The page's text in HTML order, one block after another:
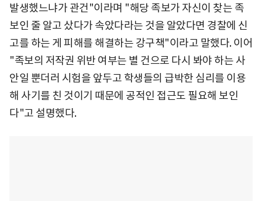
발생했느냐가 관건"이라며 "해당 족보가 자신이 찾는 족
보인 줄 알고 샀다가 속았다라는 것을 알았다면 경찰에 신
고를 하는 게 피해를 해결하는 강구책"이라고 말했다. 이어
"족보의 저작권 위반 여부는 별 건으로 다시 봐야 하는 사
안일 뿐더러 시험을 앞두고 학생들의 급박한 심리를 이용
해 사기를 친 것이기 때문에 공적인 접근도 필요해 보인
다"고 설명했다.